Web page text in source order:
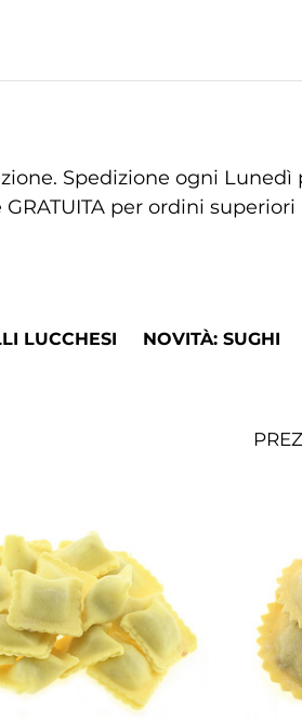
Spedizione ogni
per ordini superiori
LUCCHESI NOVITÀ: SUGHI